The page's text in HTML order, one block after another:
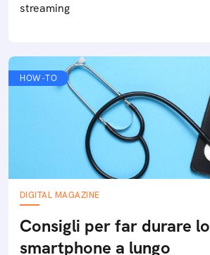
streaming
HOW-TO
DIGITAL MAGAZINE
Consigli per far durare lo
smartphone a lungo